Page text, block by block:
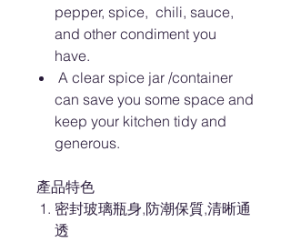
pepper, spice, chili, sauce,
and other condiment you
have.
A clear spice jar /container
can save you some space and
keep your kitchen tidy and
generous.
產品特色
密封玻璃瓶身,防潮保質,清晰通
透